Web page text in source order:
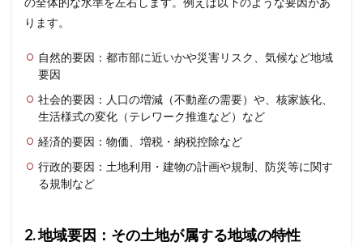
ります。
自然的要因：都市部に近いかや災害リスク、気候など地域
要因
社会的要因：人口の増減（不動産の需要）や、核家族化、
生活様式の変化（テレワーク推進など）など
経済的要因：物価、増税・納税控除など
行政的要因：土地利用・建物の計画や規制、防災等に関す
る規制など
2. 地域要因：その土地が属する地域の特性